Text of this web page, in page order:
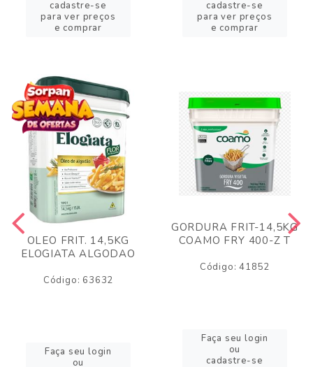
cadastre-se
para ver preços
e comprar
cadastre-se
para ver preços
e comprar
OLEO FRIT. 14,5KG
ELOGIATA ALGODAO
Código: 63632
Faça seu login
ou
GORDURA FRIT-14,5KG
COAMO FRY 400-Z T
Código: 41852
Faça seu login
ou
cadastre-se